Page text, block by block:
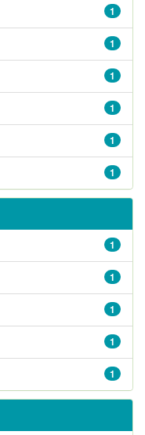
1
1
1
1
1
1
1
1
1
1
1